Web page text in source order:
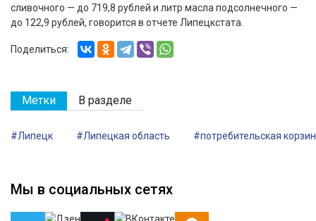
сливочного — до 719,8 рублей и литр масла подсолнечного —
до 122,9 рублей, говорится в отчете Липецкстата.
Поделиться:
Метки В разделе
#Липецк #Липецкая область #потребительская
Мы в социальных сетях